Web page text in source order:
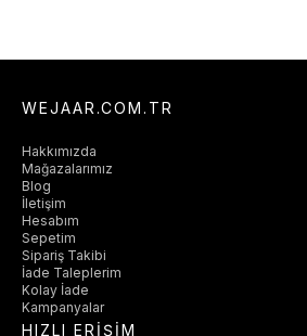
WEJAAR.COM.TR
Hakkımızda
Mağazalarımız
Blog
İletişim
Hesabım
Sepetim
Sipariş Takibi
İade Taleplerim
Kolay İade
Kampanyalar
HIZLI ERİŞİM